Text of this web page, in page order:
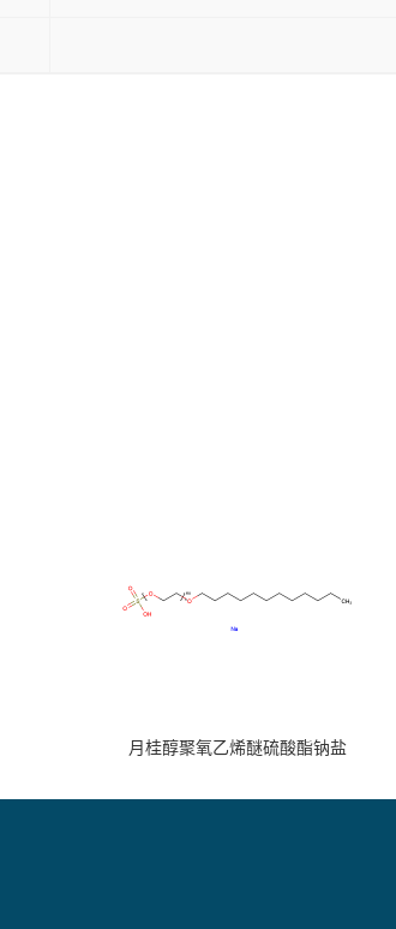
月桂醇聚氧乙烯醚硫酸酯钠盐